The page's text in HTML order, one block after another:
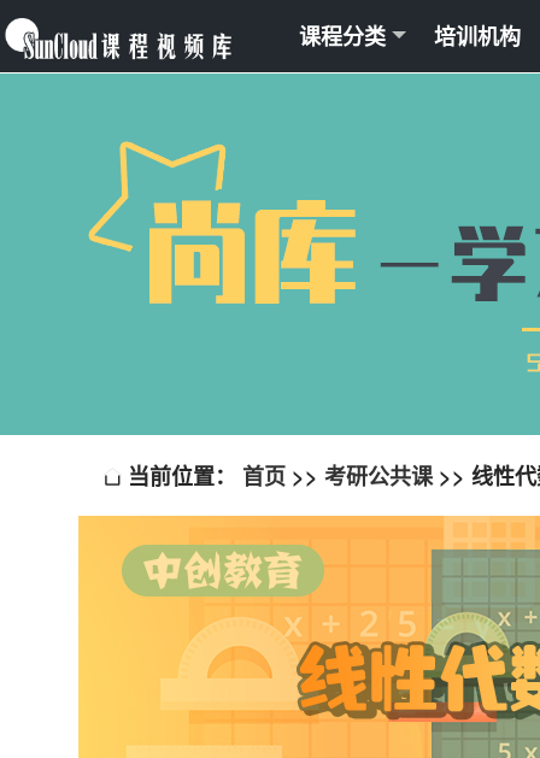
课程分类 培训机构
当前位置： 首页 >> 考研公共课>> 线性